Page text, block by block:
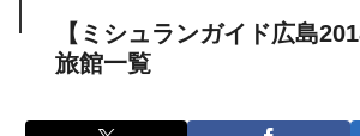
【ミシュランガイド広島
旅館一覧